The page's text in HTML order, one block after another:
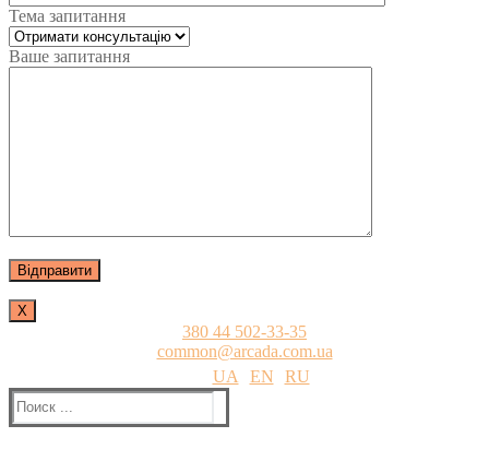
Тема запитання
Ваше запитання
Х
380 44 502-33-35
common@arcada.com.ua
UA
EN
RU
Найти: